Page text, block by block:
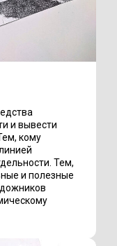
и вывести
кому
Тем,
и полезные